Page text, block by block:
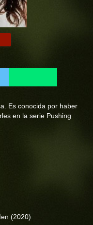
Es conocida por haber
en la serie Pushing
(2020)